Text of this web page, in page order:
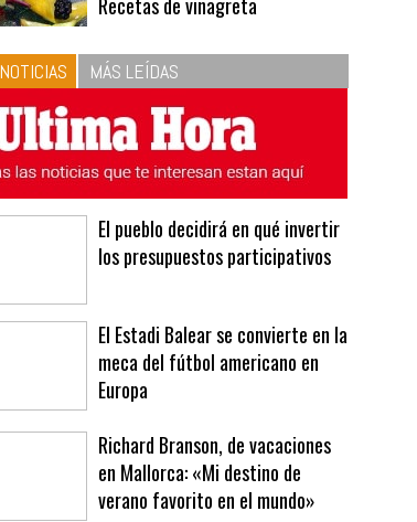
respeta las proporciones.
Recetas de vinagreta
MÁS LEÍDAS
los presupuestos participativos
meca del fútbol americano en
Europa